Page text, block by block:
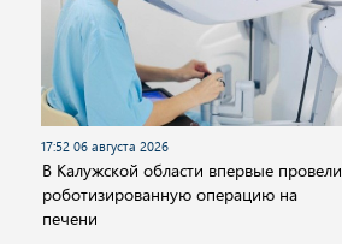
17:52 06 августа 2026
В Калужской области впервые провели
роботизированную операцию на
печени